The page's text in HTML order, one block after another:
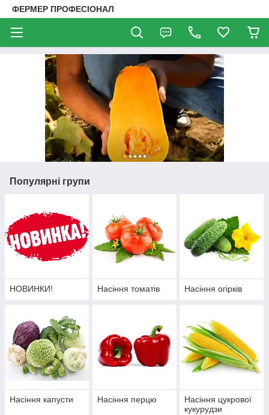
ФЕРМЕР ПРОФЕСІОНАЛ
Популярні групи
НОВИНКИ! Насіння томатів Насіння огірків
Насіння капусти Насіння перцю
Насіння цукрової
кукурудзи